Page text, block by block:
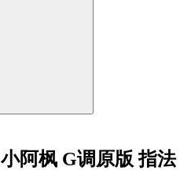
阿枫 G调原版 指法